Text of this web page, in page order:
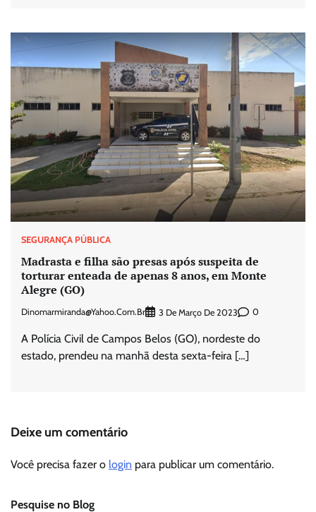
SEGURANÇA PÚBLICA
Madrasta e filha são presas após suspeita de
torturar enteada de apenas 8 anos, em Monte
Alegre (GO)
Dinomarmiranda@yahoo.com.br 3 De Março De 2023 0
A Polícia Civil de Campos Belos (GO), nordeste do
estado, prendeu na manhã desta sexta-feira […]
Deixe um comentário
Você precisa fazer o login para publicar um comentário.
Pesquise no Blog